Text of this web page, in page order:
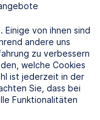
Einige von ihnen sind
andere uns
zu verbessern
welche Cookies
ist jederzeit in der
Sie, dass bei
Funktionalitäten